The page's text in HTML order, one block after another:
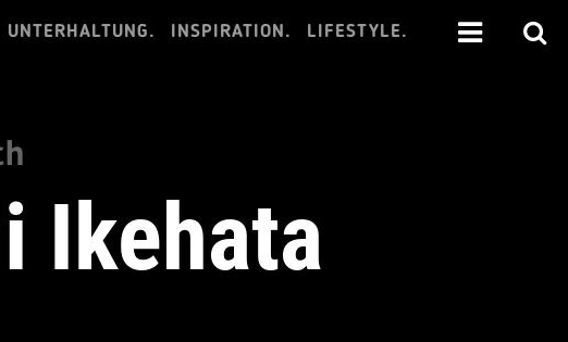
UNTERHALTUNG. INSPIRATION. LIFESTYLE.
Ikehata